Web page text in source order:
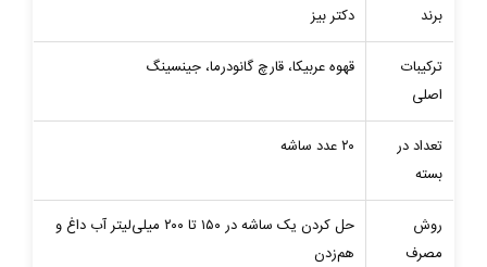
برند دکتر بیز
ترکیبات
اصلی
قهوه عربیکا، قارچ گانودرما، جینسینگ
تعداد در
بسته
۲۰ عدد ساشه
روش
مصرف
حل کردن یک ساشه در ۱۵۰ تا ۲۰۰ میلی‌لیتر آب داغ و
هم‌زدن